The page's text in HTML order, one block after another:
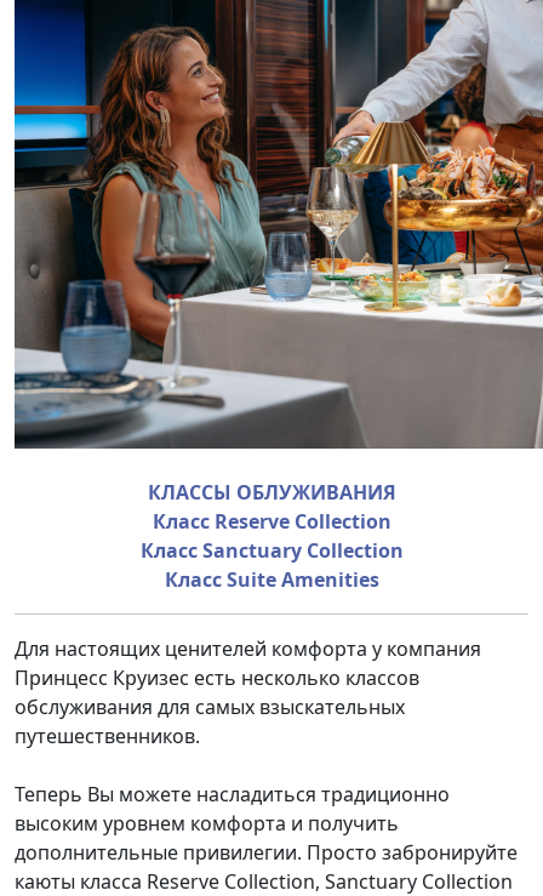
КЛАССЫ ОБЛУЖИВАНИЯ
Класс Reserve Collection
Класс Sanctuary Collection
Класс Suite Amenities
Для настоящих ценителей комфорта у компания
Принцесс Круизес есть несколько классов
обслуживания для самых взыскательных
путешественников.
Теперь Вы можете насладиться традиционно
высоким уровнем комфорта и получить
дополнительные привилегии. Просто забронируйте
каюты класса Reserve Collection, Sanctuary Collection